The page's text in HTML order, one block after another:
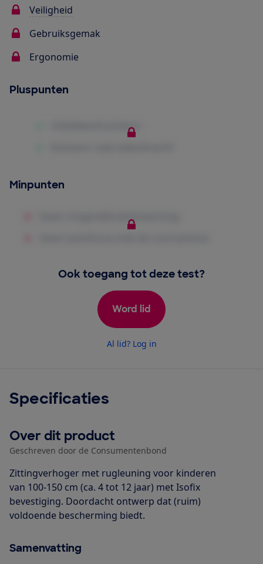
Veiligheid
Gebruiksgemak
Ergonomie
Pluspunten
Minpunten
Ook toegang tot deze test?
Word lid
Al lid? Log in
Specificaties
Over dit product
Geschreven door de Consumentenbond
Zittingverhoger met rugleuning voor kinderen
van 100-150 cm (ca. 4 tot 12 jaar) met Isofix
bevestiging. Doordacht ontwerp dat (ruim)
voldoende bescherming biedt.
Samenvatting